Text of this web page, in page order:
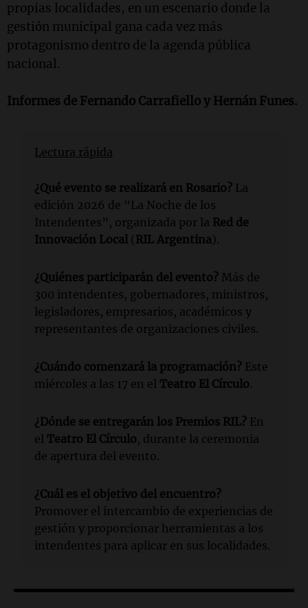
propias localidades, en un escenario donde la
gestión municipal gana cada vez más
protagonismo dentro de la agenda pública
nacional.
Informes de Fernando Carrafiello y Hernán Funes.
Lectura rápida
¿Qué evento se realizará en Rosario? La
edición 2026 de “La Noche de los
Intendentes”, organizada por la Red de
Innovación Local (RIL Argentina).
¿Quiénes participarán del evento? Más de
300 intendentes, gobernadores, ministros,
legisladores, empresarios, académicos y
representantes de organizaciones civiles.
¿Cuándo comenzará la programación? Este
miércoles a las 17 en el Teatro El Círculo.
¿Dónde se entregarán los Premios RIL? En
el Teatro El Círculo, durante la ceremonia
de apertura del evento.
¿Cuál es el objetivo del encuentro?
Promover el intercambio de experiencias de
gestión y proporcionar herramientas a los
intendentes para aplicar en sus localidades.